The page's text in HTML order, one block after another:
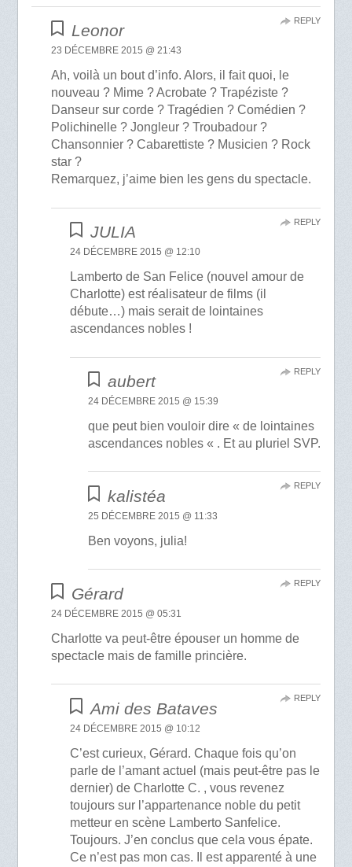
Leonor
23 DÉCEMBRE 2015 @ 21:43
Ah, voilà un bout d’info. Alors, il fait quoi, le
nouveau ? Mime ? Acrobate ? Trapéziste ?
Danseur sur corde ? Tragédien ? Comédien ?
Polichinelle ? Jongleur ? Troubadour ?
Chansonnier ? Cabarettiste ? Musicien ? Rock
star ?
Remarquez, j’aime bien les gens du spectacle.
REPLY
JULIA
24 DÉCEMBRE 2015 @ 12:10
Lamberto de San Felice (nouvel amour de
Charlotte) est réalisateur de films (il
débute…) mais serait de lointaines
ascendances nobles !
REPLY
aubert
24 DÉCEMBRE 2015 @ 15:39
que peut bien vouloir dire « de lointaines
ascendances nobles « . Et au pluriel SVP.
REPLY
kalistéa
25 DÉCEMBRE 2015 @ 11:33
Ben voyons, julia!
REPLY
Gérard
24 DÉCEMBRE 2015 @ 05:31
Charlotte va peut-être épouser un homme de
spectacle mais de famille princière.
REPLY
Ami des Bataves
24 DÉCEMBRE 2015 @ 10:12
C’est curieux, Gérard. Chaque fois qu’on
parle de l’amant actuel (mais peut-être pas le
dernier) de Charlotte C. , vous revenez
toujours sur l’appartenance noble du petit
metteur en scène Lamberto Sanfelice.
Toujours. J’en conclus que cela vous épate.
Ce n’est pas mon cas. Il est apparenté à une
REPLY